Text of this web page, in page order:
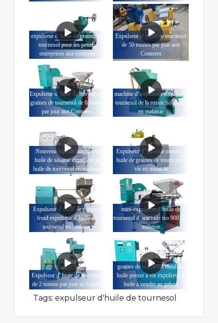
expulseur d' huile de graines de
tournesol pour les petites
entreprises aux comores
Expulseur d' huile de tournesol
de 50 tonnes par jour aux
Comores
Expulseur d' huile de broyage de
graines de tournesol de 6 tonnes
par jour aux Comores
machine d' expulseur d' huile de
tournesol de la russie honduras
en malaisie
Nouveau type de machine à
huile de sésame expulseur d'
huile de tournesol en malaisie
Expulseur d' huile de moulin à
huile de graines de tournesol à
vis en malaisie
Expulseur d' huile de presse à
froid expulseur d' huile de
tournesol en malaisie
mini-expulseur d' huile de
tournesol d' arachide iso 9001 en
malaisie
Expulseur d' huile de tournesol
de 2 tonnes par jour au Gabon
graines de tournesol moulin à
huile presse à vis expulseur d'
huile à vendre au gabon
Tags: expulseur d'huile de tournesol